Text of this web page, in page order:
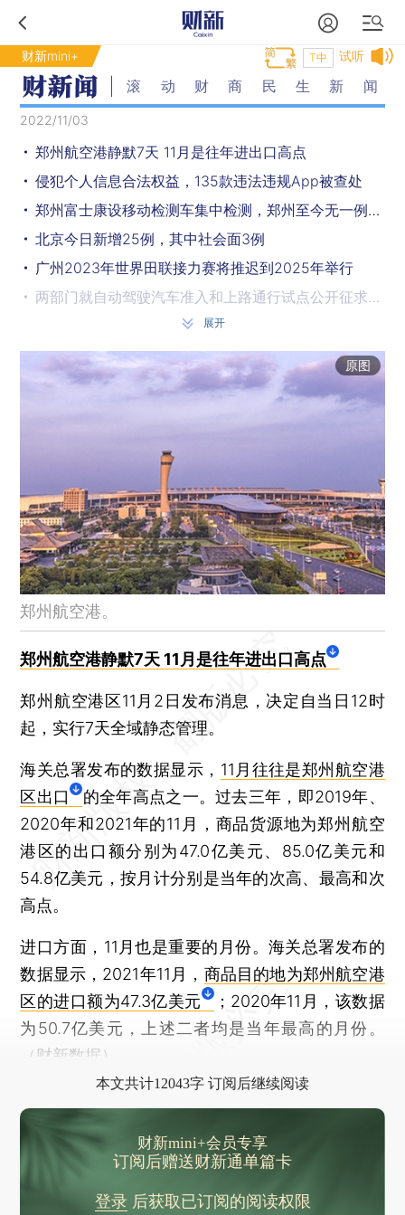
财新mini+ 试听
T中
滚动财商民生新闻
2022/11/03
郑州航空港静默7天 11月是往年进出口高点
侵犯个人信息合法权益，135款违法违规App被查处
郑州富士康设移动检测车集中检测，郑州至今无一例重症
北京今日新增25例，其中社会面3例
广州2023年世界田联接力赛将推迟到2025年举行
两部门就自动驾驶汽车准入和上路通行试点公开征求意见
财政部：2021年地方政府专项债券发行额4.92万亿元
天津：11月5日全市核酸检测
广州11月2日新增373例新冠有所反弹 已连续六日新增破百
11月2日全国新增3200例新冠 内蒙古等9省仍在三位数
北京11月2日新增31例新冠 其中社会面5例
11月2日上海新增3例新冠 均在隔离管控中发现
30省份前三季度成绩单出炉 地区分化明显
华润有巢租赁住房REITs获批 长租公寓积极“纳保”
“双十一”遇疫情封控 29省份网点快递暂停派送
美联储再加息75个基点 鲍威尔纠结心态让市场经历过山车
展开
原图
郑州航空港。
郑州航空港静默7天 11月是往年进出口高点
郑州航空港区11月2日发布消息，决定自当日12时
起，实行7天全域静态管理。
海关总署发布的数据显示， 11月往往是郑州航空港
区出口
的全年高点之一。过去三年，即2019年、
2020年和2021年的11月，商品货源地为郑州航空
港区的出口额分别为47.0亿美元、85.0亿美元和
54.8亿美元，按月计分别是当年的次高、最高和次
高点。
进口方面，11月也是重要的月份。海关总署发布的
数据显示，2021年11月， 商品目的地为郑州航空港
区的进口额为47.3亿美元
；2020年11月，该数据
为50.7亿美元，上述二者均是当年最高的月份。
（财新数据）
本文共计12043字 订阅后继续阅读
财新mini+会员专享
订阅后赠送财新通单篇卡
登录后获取已订阅的阅读权限